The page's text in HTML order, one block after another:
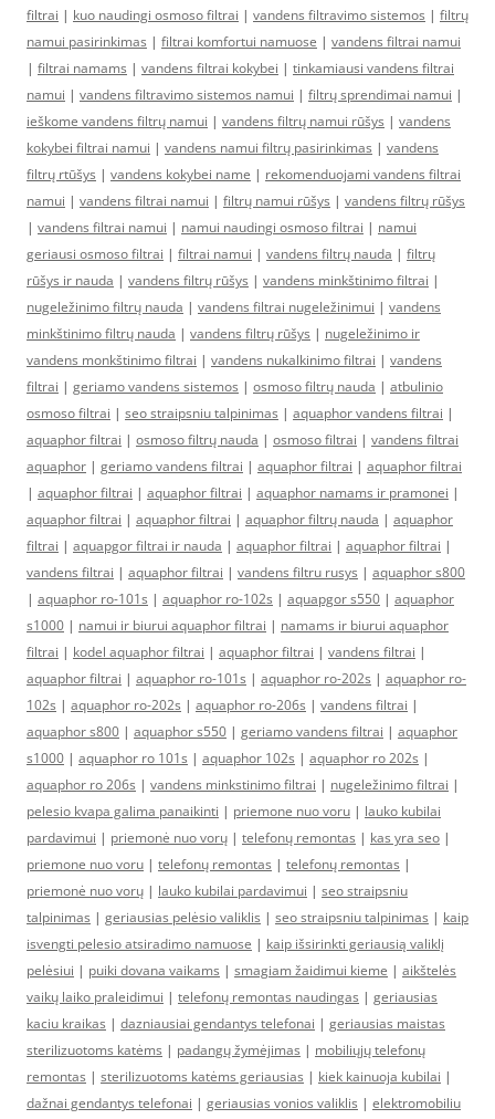
filtrai | kuo naudingi osmoso filtrai | vandens filtravimo sistemos | filtrų
namui pasirinkimas | filtrai komfortui namuose | vandens filtrai namui
| filtrai namams | vandens filtrai kokybei | tinkamiausi vandens filtrai
namui | vandens filtravimo sistemos namui | filtrų sprendimai namui |
ieškome vandens filtrų namui | vandens filtrų namui rūšys | vandens
kokybei filtrai namui | vandens namui filtrų pasirinkimas | vandens
filtrų rtūšys | vandens kokybei name | rekomenduojami vandens filtrai
namui | vandens filtrai namui | filtrų namui rūšys | vandens filtrų rūšys
| vandens filtrai namui | namui naudingi osmoso filtrai | namui
geriausi osmoso filtrai | filtrai namui | vandens filtrų nauda | filtrų
rūšys ir nauda | vandens filtrų rūšys | vandens minkštinimo filtrai |
nugeležinimo filtrų nauda | vandens filtrai nugeležinimui | vandens
minkštinimo filtrų nauda | vandens filtrų rūšys | nugeležinimo ir
vandens monkštinimo filtrai | vandens nukalkinimo filtrai | vandens
filtrai | geriamo vandens sistemos | osmoso filtrų nauda | atbulinio
osmoso filtrai | seo straipsniu talpinimas | aquaphor vandens filtrai |
aquaphor filtrai | osmoso filtrų nauda | osmoso filtrai | vandens filtrai
aquaphor | geriamo vandens filtrai | aquaphor filtrai | aquaphor filtrai
| aquaphor filtrai | aquaphor filtrai | aquaphor namams ir pramonei |
aquaphor filtrai | aquaphor filtrai | aquaphor filtrų nauda | aquaphor
filtrai | aquapgor filtrai ir nauda | aquaphor filtrai | aquaphor filtrai |
vandens filtrai | aquaphor filtrai | vandens filtru rusys | aquaphor s800
| aquaphor ro-101s | aquaphor ro-102s | aquapgor s550 | aquaphor
s1000 | namui ir biurui aquaphor filtrai | namams ir biurui aquaphor
filtrai | kodel aquaphor filtrai | aquaphor filtrai | vandens filtrai |
aquaphor filtrai | aquaphor ro-101s | aquaphor ro-202s | aquaphor ro-
102s | aquaphor ro-202s | aquaphor ro-206s | vandens filtrai |
aquaphor s800 | aquaphor s550 | geriamo vandens filtrai | aquaphor
s1000 | aquaphor ro 101s | aquaphor 102s | aquaphor ro 202s |
aquaphor ro 206s | vandens minkstinimo filtrai | nugeležinimo filtrai |
pelesio kvapa galima panaikinti | priemone nuo voru | lauko kubilai
pardavimui | priemonė nuo vorų | telefonų remontas | kas yra seo |
priemone nuo voru | telefonų remontas | telefonų remontas |
priemonė nuo vorų | lauko kubilai pardavimui | seo straipsniu
talpinimas | geriausias pelėsio valiklis | seo straipsniu talpinimas | kaip
isvengti pelesio atsiradimo namuose | kaip išsirinkti geriausią valiklį
pelėsiui | puiki dovana vaikams | smagiam žaidimui kieme | aikštelės
vaikų laiko praleidimui | telefonų remontas naudingas | geriausias
kaciu kraikas | dazniausiai gendantys telefonai | geriausias maistas
sterilizuotoms katėms | padangų žymėjimas | mobiliųjų telefonų
remontas | sterilizuotoms katėms geriausias | kiek kainuoja kubilai |
dažnai gendantys telefonai | geriausias vonios valiklis | elektromobiliu